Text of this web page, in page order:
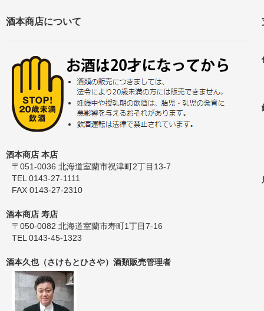
酒本商店について
酒本商店 本店
〒051-0036 北海道室蘭市祝津町2丁目13-7
TEL 0143-27-1111
FAX 0143-27-2310
酒本商店 寿店
〒050-0082 北海道室蘭市寿町1丁目7-16
TEL 0143-45-1323
酒本久也（さけもとひさや）酒類販売管理者